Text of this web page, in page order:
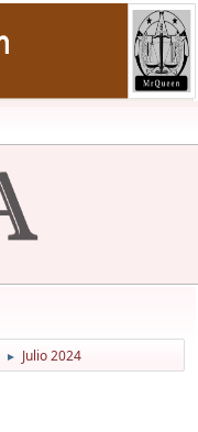
► Julio 2024